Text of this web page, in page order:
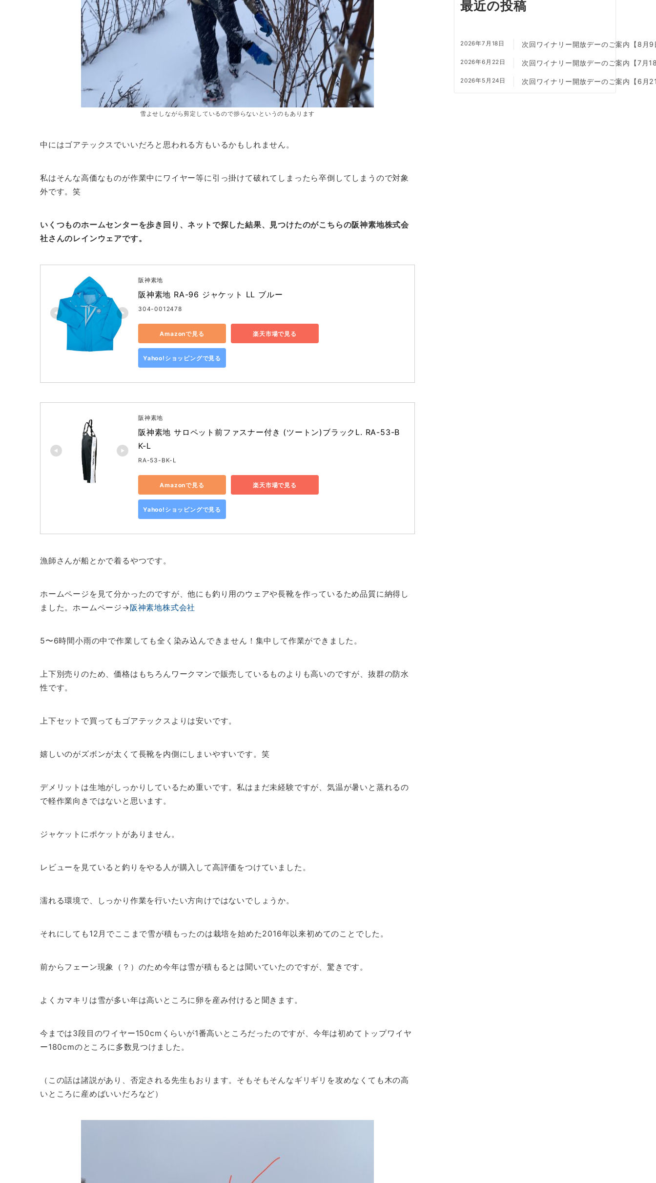
雪よせしながら剪定しているので捗らないというのもあります
中にはゴアテックスでいいだろと思われる方もいるかもしれません。
私はそんな高価なものが作業中にワイヤー等に引っ掛けて破れてしまったら卒倒してしまうので対象
外です。笑
いくつものホームセンターを歩き回り、ネットで探した結果、見つけたのがこちらの阪神素地株式会
社さんのレインウェアです。
阪神素地
阪神素地 RA-96 ジャケット LL ブルー
304-0012478
Amazonで見る 楽天市場で見る
Yahoo!ショッピングで見る
阪神素地
阪神素地 サロペット前ファスナー付き (ツートン)ブラックL. RA-53-B
K-L
RA-53-BK-L
Amazonで見る 楽天市場で見る
Yahoo!ショッピングで見る
漁師さんが船とかで着るやつです。
ホームページを見て分かったのですが、他にも釣り用のウェアや長靴を作っているため品質に納得し
ました。ホームページ→阪神素地株式会社
5〜6時間小雨の中で作業しても全く染み込んできません！集中して作業ができました。
上下別売りのため、価格はもちろんワークマンで販売しているものよりも高いのですが、抜群の防水
性です。
上下セットで買ってもゴアテックスよりは安いです。
嬉しいのがズボンが太くて長靴を内側にしまいやすいです。笑
デメリットは生地がしっかりしているため重いです。私はまだ未経験ですが、気温が暑いと蒸れるの
で軽作業向きではないと思います。
ジャケットにポケットがありません。
レビューを見ていると釣りをやる人が購入して高評価をつけていました。
濡れる環境で、しっかり作業を行いたい方向けではないでしょうか。
それにしても12月でここまで雪が積もったのは栽培を始めた2016年以来初めてのことでした。
前からフェーン現象（？）のため今年は雪が積もるとは聞いていたのですが、驚きです。
よくカマキリは雪が多い年は高いところに卵を産み付けると聞きます。
今までは3段目のワイヤー150cmくらいが1番高いところだったのですが、今年は初めてトップワイヤ
ー180cmのところに多数見つけました。
（この話は諸説があり、否定される先生もおります。そもそもそんなギリギリを攻めなくても木の高
いところに産めばいいだろなど）
最近の投稿
2026年7月18日 次回ワイナリー開放デーのご案内【8月9
2026年6月22日 次回ワイナリー開放デーのご案内【7月
2026年5月24日 次回ワイナリー開放デーのご案内【6月